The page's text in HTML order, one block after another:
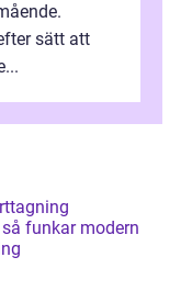
sätt att